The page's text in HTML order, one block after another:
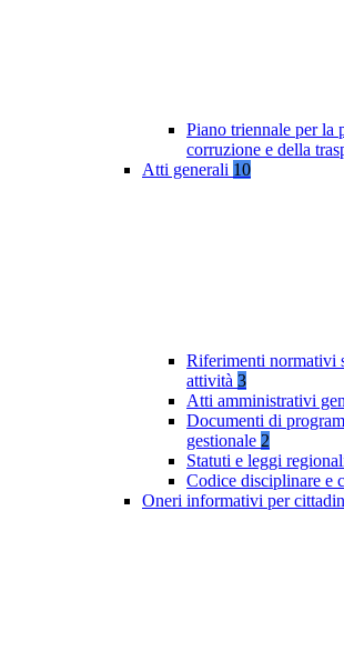
Piano triennale per la
corruzione e della
Atti generali 10
Riferimenti normativi
attività 3
Atti amministrativi
Documenti di
gestionale 2
Statuti e leggi
Codice disciplinare e
Oneri informativi per